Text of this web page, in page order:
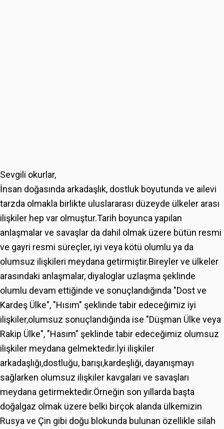
Sevgili okurlar,
İnsan doğasında arkadaşlık, dostluk boyutunda ve ailevi
tarzda olmakla birlikte uluslararası düzeyde ülkeler arası
ilişkiler hep var olmuştur.Tarih boyunca yapılan
anlaşmalar ve savaşlar da dahil olmak üzere bütün resmi
ve gayri resmi süreçler, iyi veya kötü olumlu ya da
olumsuz ilişkileri meydana getirmiştir.Bireyler ve ülkeler
arasındaki anlaşmalar, diyaloglar uzlaşma şeklinde
olumlu devam ettiğinde ve sonuçlandığında "Dost ve
Kardeş Ülke", "Hısım" şeklinde tabir edeceğimiz iyi
ilişkiler,olumsuz sonuçlandığında ise "Düşman Ülke veya
Rakip Ülke", "Hasım" şeklinde tabir edeceğimiz olumsuz
ilişkiler meydana gelmektedir.İyi ilişkiler
arkadaşlığı,dostluğu, barışı,kardeşliği, dayanışmayı
sağlarken olumsuz ilişkiler kavgaları ve savaşları
meydana getirmektedir.Örneğin son yıllarda başta
doğalgaz olmak üzere belki birçok alanda ülkemizin
Rusya ve Çin gibi doğu blokunda bulunan özellikle silah